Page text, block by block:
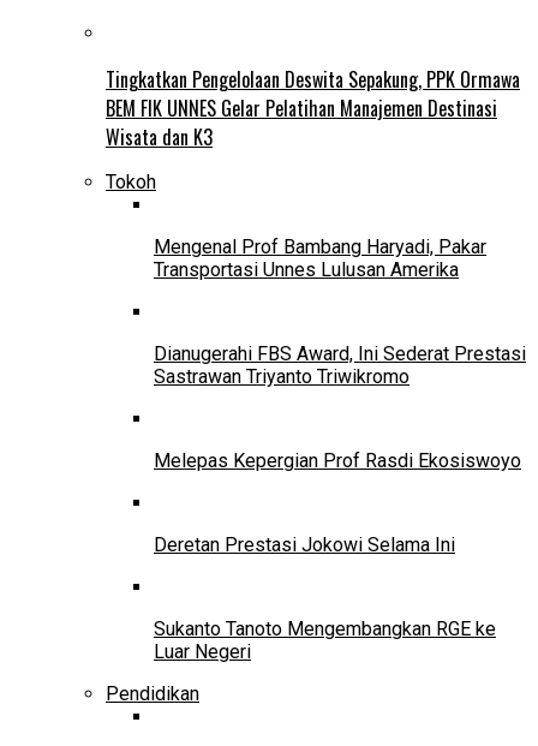
Tingkatkan Pengelolaan Deswita Sepakung, PPK Ormawa
BEM FIK UNNES Gelar Pelatihan Manajemen Destinasi
Wisata dan K3
Tokoh
Mengenal Prof Bambang Haryadi, Pakar
Transportasi Unnes Lulusan Amerika
Dianugerahi FBS Award, Ini Sederat Prestasi
Sastrawan Triyanto Triwikromo
Melepas Kepergian Prof Rasdi Ekosiswoyo
Deretan Prestasi Jokowi Selama Ini
Sukanto Tanoto Mengembangkan RGE ke
Luar Negeri
Pendidikan